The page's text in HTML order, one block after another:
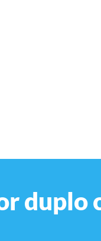
duplo